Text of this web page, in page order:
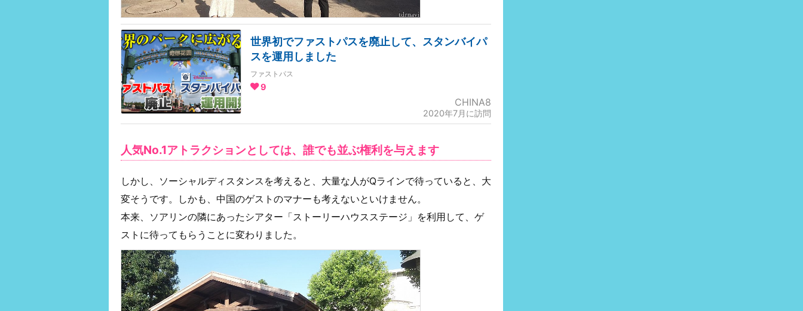
世界初でファストパスを廃止して、スタンバイパ
スを運用しました
ファストパス
9
CHINA8
2020年7月に訪問
人気No.1アトラクションとしては、誰でも並ぶ権利を与えます
しかし、ソーシャルディスタンスを考えると、大量な人がQラインで待っていると、大
変そうです。しかも、中国のゲストのマナーも考えないといけません。
本来、ソアリンの隣にあったシアター「ストーリーハウスステージ」を利用して、ゲ
ストに待ってもらうことに変わりました。